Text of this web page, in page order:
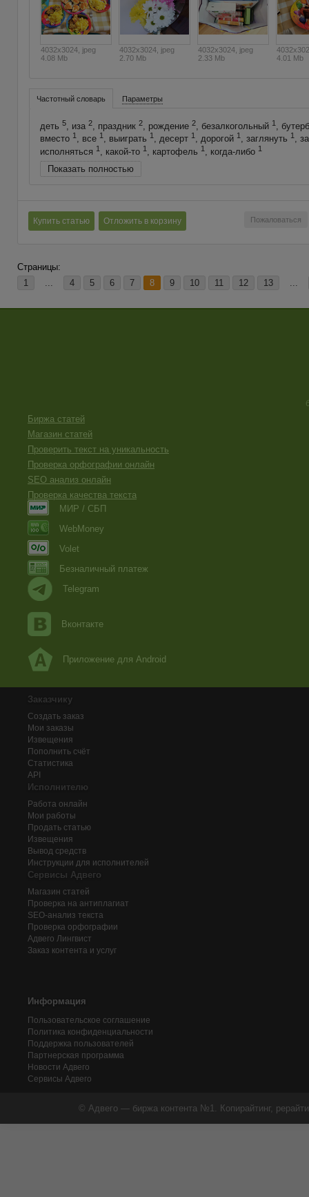
4032x3024, jpeg
4.08 Mb
4032x3024, jpeg
2.70 Mb
4032x3024, jpeg
2.33 Mb
4.01 Mb
Частотный словарь Параметры
деть 5, иза 2, праздник 2, рождение 2, безалкогольный 1,
вместо 1, все 1, выиграть 1, десерт 1, дорогой 1, заглянуть 1,
исполняться 1, какой-то 1, картофель 1, когда-либо 1
Показать полностью
Пожаловаться
Купить статью Отложить в корзину
Страницы:
1
4 5 6 7 8 9 10 11 12 13
Биржа статей
Магазин статей
Проверить текст на уникальность
Проверка орфографии онлайн
SEO анализ онлайн
Проверка качества текста
МИР / СБП
WebMoney
Volet
Безналичный платеж
Telegram
Вконтакте
Приложение для Android
Заказчику
Создать заказ
Мои заказы
Извещения
Пополнить счёт
Статистика
API
Исполнителю
Работа онлайн
Мои работы
Продать статью
Извещения
Вывод средств
Инструкции для исполнителей
Сервисы Адвего
Магазин статей
Проверка на антиплагиат
SEO-анализ текста
Проверка орфографии
Адвего Лингвист
Заказ контента и услуг
Информация
Пользовательское соглашение
Политика конфиденциальности
Поддержка пользователей
Партнерская программа
Новости Адвего
Сервисы Адвего
© Адвего — биржа контента №1. Копирайтинг,